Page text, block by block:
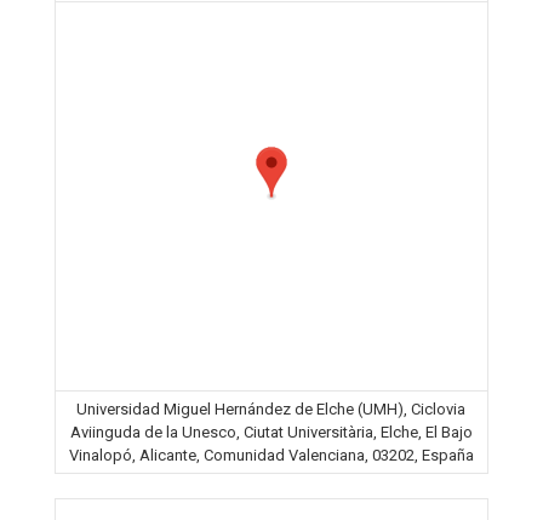
Universidad Miguel Hernández de Elche (UMH), Ciclovia
Aviinguda de la Unesco, Ciutat Universitària, Elche, El Bajo
Vinalopó, Alicante, Comunidad Valenciana, 03202, España